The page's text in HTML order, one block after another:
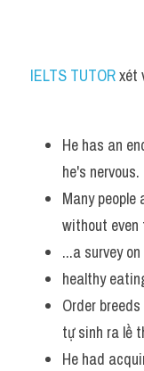
IELTS TUTOR xét
He has an
he's nervous.
Many
without
...a survey
healthy
Order
tự sinh ra lề
He had